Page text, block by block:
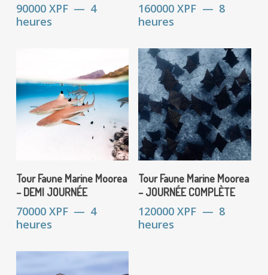
90000 XPF
4
heures
160000XPF
8
heures
Réserver
Tour Faune Marine Moorea
– DEMI JOURNÉE
70000 XPF
4
heures
Réserver
Tour Faune Marine Moorea
– JOURNÉE COMPLÈTE
120000XPF
8
heures